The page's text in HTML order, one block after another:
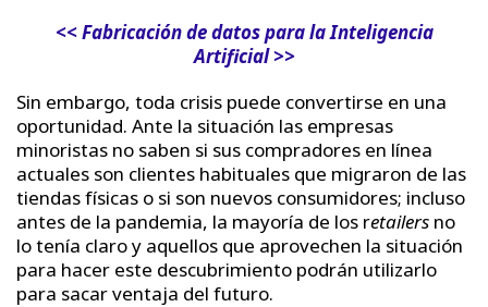
<< Fabricación de datos para la Inteligencia
Artificial >>
Sin embargo, toda crisis puede convertirse en una
oportunidad. Ante la situación las empresas
minoristas no saben si sus compradores en línea
actuales son clientes habituales que migraron de las
tiendas físicas o si son nuevos consumidores; incluso
antes de la pandemia, la mayoría de los retailers no
lo tenía claro y aquellos que aprovechen la situación
para hacer este descubrimiento podrán utilizarlo
para sacar ventaja del futuro.